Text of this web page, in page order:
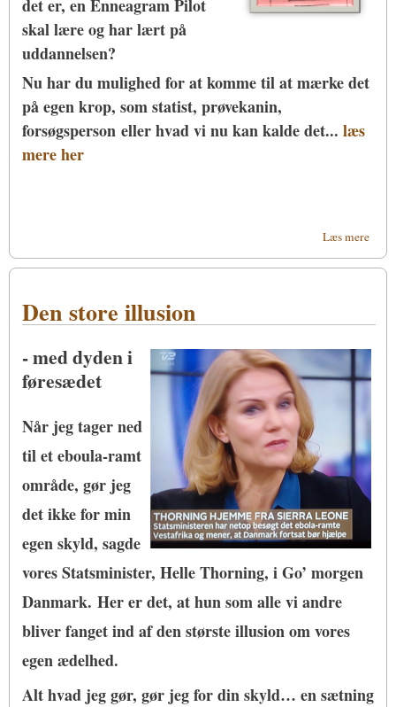
det er, en Enneagram Pilot
skal lære og har lært på
uddannelsen?
Nu har du mulighed for at komme til at mærke det
på egen krop, som statist, prøvekanin,
forsøgsperson eller hvad vi nu kan kalde det... læs
mere her
Læs mere
ved
Den store illusion
- med dyden i
føresædet
Når jeg tager ned
til et eboula-ramt
område, gør jeg
det ikke for min
egen skyld, sagde
vores Statsminister, Helle Thorning, i Go’ morgen
Danmark. Her er det, at hun som alle vi andre
bliver fanget ind af den største illusion om vores
egen ædelhed.
Alt hvad jeg gør, gør jeg for din skyld… en sætning